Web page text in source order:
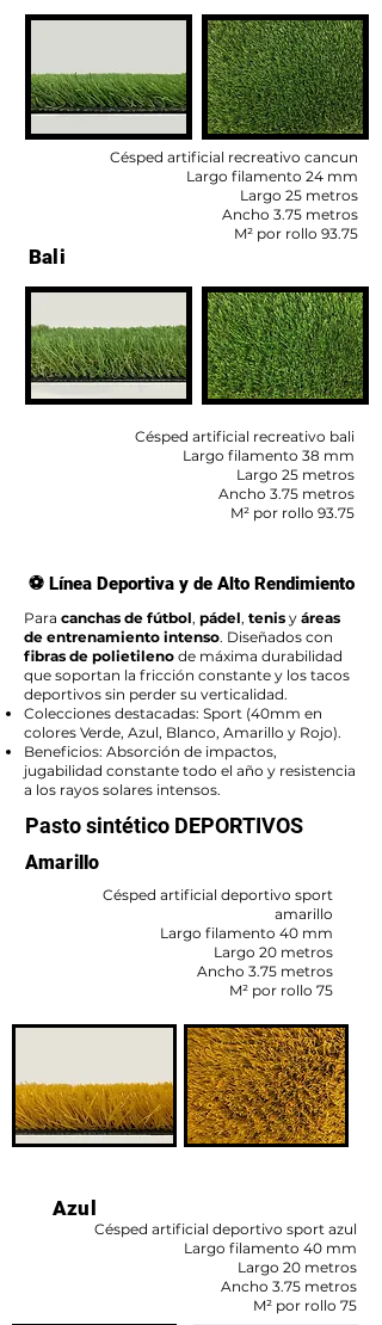
Césped artificial recreativo cancun
Largo filamento 24 mm
Largo 25 metros
Ancho 3.75 metros
M² por rollo 93.75
Bali
Césped artificial recreativo bali
Largo filamento 38 mm
Largo 25 metros
Ancho 3.75 metros
M² por rollo 93.75
⚽ Línea Deportiva y de Alto Rendimiento
Para canchas de fútbol, pádel, tenis y áreas
de entrenamiento intenso. Diseñados con
fibras de polietileno de máxima durabilidad
que soportan la fricción constante y los tacos
deportivos sin perder su verticalidad.
Colecciones destacadas: Sport (40mm en
colores Verde, Azul, Blanco, Amarillo y Rojo).
Beneficios: Absorción de impactos,
jugabilidad constante todo el año y resistencia
a los rayos solares intensos.
Pasto sintético DEPORTIVOS
Amarillo
Césped artificial deportivo sport
amarillo
Largo filamento 40 mm
Largo 20 metros
Ancho 3.75 metros
M² por rollo 75
Azul
Césped artificial deportivo sport azul
Largo filamento 40 mm
Largo 20 metros
Ancho 3.75 metros
M² por rollo 75